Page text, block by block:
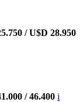
/ U$D 28.950
/ 46.400 i